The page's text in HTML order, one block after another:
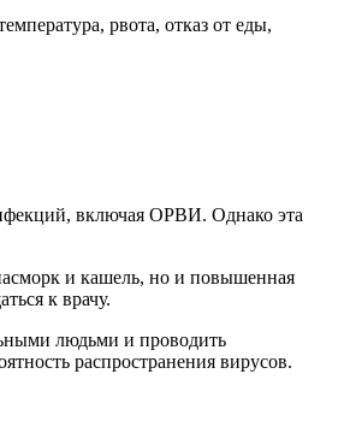
рвота, отказ от еды,
включая ОРВИ. Однако эта
и кашель, но и повышенная
к врачу.
людьми и проводить
распространения вирусов.